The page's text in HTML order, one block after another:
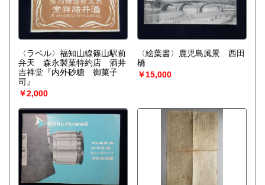
〈ラベル〉福知山線篠山駅前
弁天 森永製菓特約店 酒井
吉祥堂『内外砂糖 御菓子
司』
￥2,000
〈絵葉書〉鹿児島風景 西田
橋
￥15,000